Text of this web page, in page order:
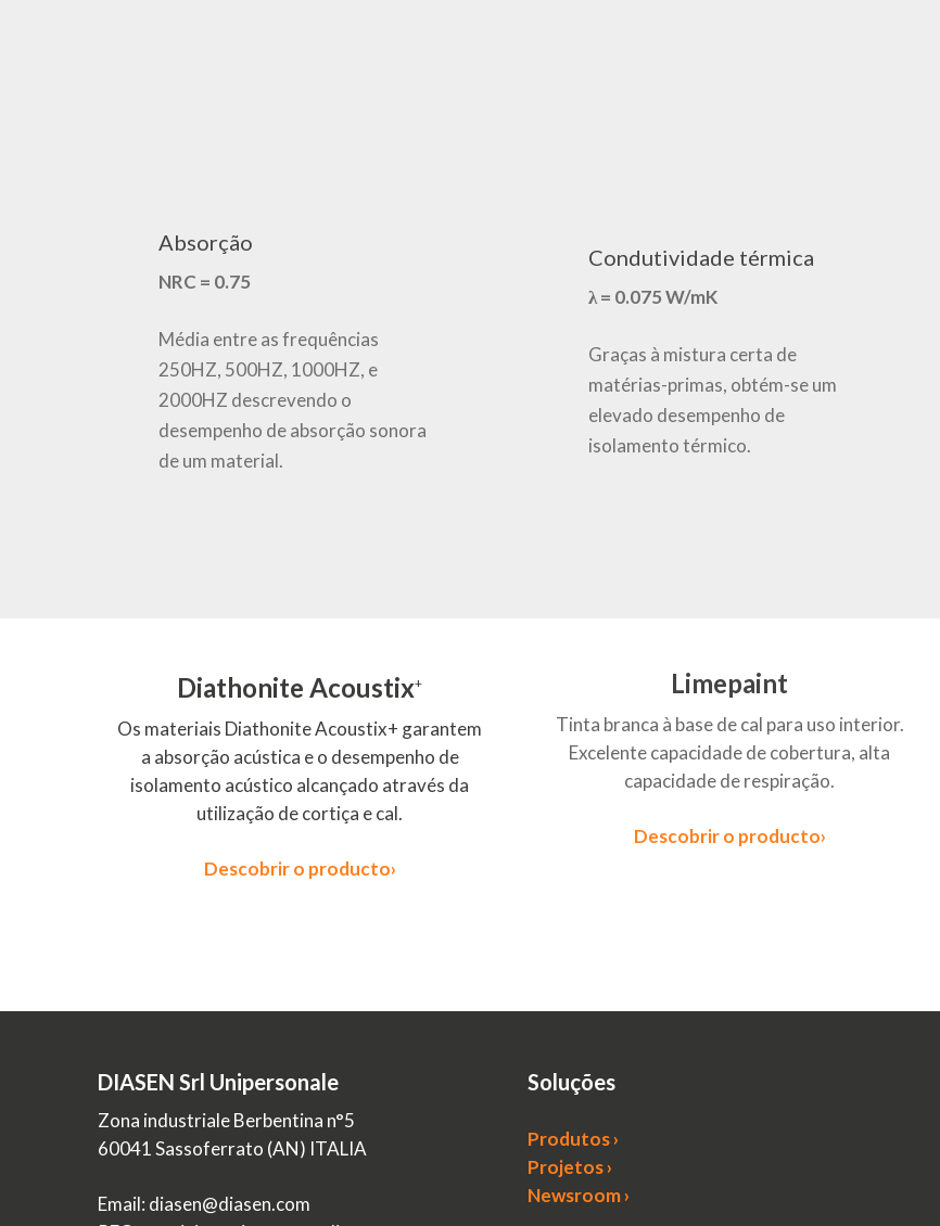
Absorção
NRC = 0.75
Média entre as frequências
250HZ, 500HZ, 1000HZ, e
2000HZ descrevendo o
desempenho de absorção sonora
de um material.
Condutividade térmica
λ = 0.075 W/mK
Graças à mistura certa de
matérias-primas, obtém-se um
elevado desempenho de
isolamento térmico.
Diathonite Acoustix+
Os materiais Diathonite Acoustix+ garantem
a absorção acústica e o desempenho de
isolamento acústico alcançado através da
utilização de cortiça e cal.
Descobrir o producto›
Limepaint
Tinta branca à base de cal para uso interior.
Excelente capacidade de cobertura, alta
capacidade de respiração.
Descobrir o producto›
DIASEN Srl Unipersonale
Zona industriale Berbentina n°5
60041 Sassoferrato (AN) ITALIA
Email: diasen@diasen.com
Soluções
Produtos ›
Projetos ›
Newsroom ›